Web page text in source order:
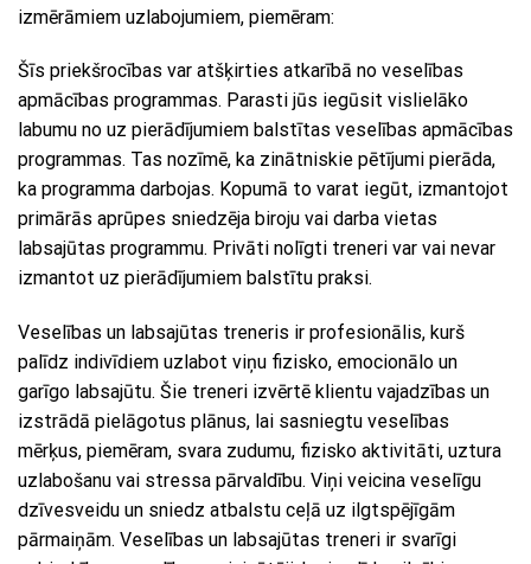
izmērāmiem uzlabojumiem, piemēram:
Šīs priekšrocības var atšķirties atkarībā no veselības
apmācības programmas. Parasti jūs iegūsit vislielāko
labumu no uz pierādījumiem balstītas veselības apmācības
programmas. Tas nozīmē, ka zinātniskie pētījumi pierāda,
ka programma darbojas. Kopumā to varat iegūt, izmantojot
primārās aprūpes sniedzēja biroju vai darba vietas
labsajūtas programmu. Privāti nolīgti treneri var vai nevar
izmantot uz pierādījumiem balstītu praksi.
Veselības un labsajūtas treneris ir profesionālis, kurš
palīdz indivīdiem uzlabot viņu fizisko, emocionālo un
garīgo labsajūtu. Šie treneri izvērtē klientu vajadzības un
izstrādā pielāgotus plānus, lai sasniegtu veselības
mērķus, piemēram, svara zudumu, fizisko aktivitāti, uztura
uzlabošanu vai stressa pārvaldību. Viņi veicina veselīgu
dzīvesveidu un sniedz atbalstu ceļā uz ilgtspējīgām
pārmaiņām. Veselības un labsajūtas treneri ir svarīgi